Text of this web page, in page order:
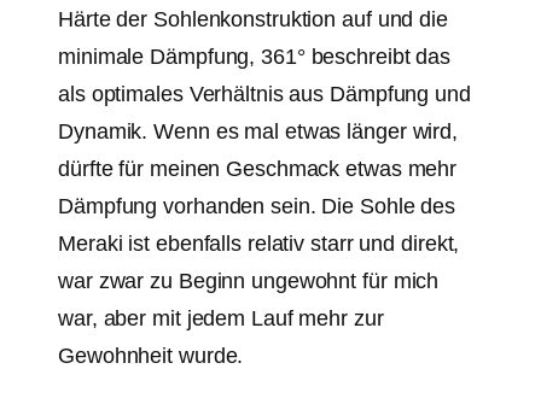
Härte der Sohlenkonstruktion auf und die
minimale Dämpfung, 361° beschreibt das
als optimales Verhältnis aus Dämpfung und
Dynamik. Wenn es mal etwas länger wird,
dürfte für meinen Geschmack etwas mehr
Dämpfung vorhanden sein. Die Sohle des
Meraki ist ebenfalls relativ starr und direkt,
war zwar zu Beginn ungewohnt für mich
war, aber mit jedem Lauf mehr zur
Gewohnheit wurde.